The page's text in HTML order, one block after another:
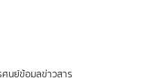
นย์ข้อมูลข่าวสาร